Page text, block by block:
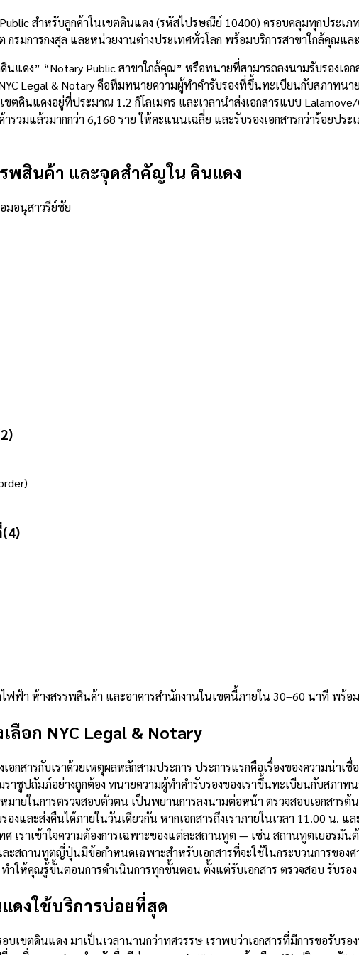
สำหรับลูกค้าในเขตดินแดง (รหัสไปรษณีย์ 10400) ครอบคลุมทุกประเ
รมการกงสุล และหน่วยงานต่างประเทศทั่วโลก พร้อมบริการสาขาใกล้คุณแล
นแดง” “Notary Public สาขาใกล้คุณ” หรือทนายที่สามารถลงนามรับรองเ
Legal & Notary คือทีมทนายความผู้ทำคำรับรองที่ขึ้นทะเบียนกับสภาทน
ตดินแดงอยู่ที่ประมาณ 1.2 กิโลเมตร และเวลานำส่งเอกสารแบบ
รวมแล้วมากกว่า 6,168 ราย ให้คะแนนเฉลี่ย และรับรองเอกสารกว่าร้อยป
พสินค้า และจุดสำคัญใน ดินแดง
มอนุสาวรีย์ชัย
2)
(4)
ฟฟ้า ห้างสรรพสินค้า และอาคารสำนักงานในเขตนี้ภายใน 30–60 นาที พร้อ
ลือก NYC Legal & Notary
อกสารกับเราด้วยเหตุผลหลักสามประการ ประการแรกคือเรื่องของความน่
าชูปถัมภ์อย่างถูกต้อง ทนายความผู้ทำคำรับรองของเราขึ้นทะเบียนกับสภา
ายในการตรวจสอบตัวตน เป็นพยานการลงนามต่อหน้า ตรวจสอบเอกสาร
งและส่งคืนได้ภายในวันเดียวกัน หากเอกสารถึงเราภายในเวลา 11.00 น. แ
ศ เราเข้าใจความต้องการเฉพาะของแต่ละสถานทูต — เช่น สถานทูตเยอร
ละสถานทูตญี่ปุ่นมีข้อกำหนดเฉพาะสำหรับเอกสารที่จะใช้ในกระบวนการขอ
ำให้คุณรู้ขั้นตอนการดำเนินการทุกขั้นตอน ตั้งแต่รับเอกสาร ตรวจสอบ รับรอ
ดงใช้บริการบ่อยที่สุด
บเขตดินแดง มาเป็นเวลานานกว่าทศวรรษ เราพบว่าเอกสารที่มีการขอรับ